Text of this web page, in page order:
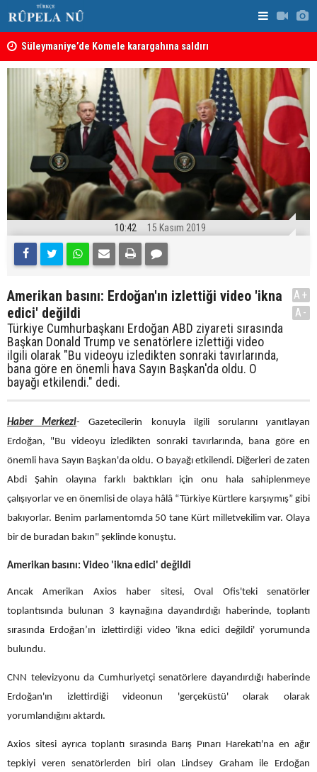
Süleymaniye’de Komele karargahına saldırı
sonuçlar
10:42 15 Kasım 2019
Amerikan basını: Erdoğan'ın izlettiği video 'ikna
edici' değildi
Türkiye Cumhurbaşkanı Erdoğan ABD ziyareti sırasında
Başkan Donald Trump ve senatörlere izlettiği video
ilgili olarak "Bu videoyu izledikten sonraki tavırlarında,
bana göre en önemli hava Sayın Başkan'da oldu. O
bayağı etkilendi." dedi.
A+
A-
Haber Merkezi- Gazetecilerin konuyla ilgili sorularını yanıtlayan
Erdoğan, "Bu videoyu izledikten sonraki tavırlarında, bana göre en
önemli hava Sayın Başkan'da oldu. O bayağı etkilendi. Diğerleri de zaten
Abdi Şahin olayına farklı baktıkları için onu hala sahiplenmeye
çalışıyorlar ve en önemlisi de olaya hâlâ “Türkiye Kürtlere karşıymış” gibi
bakıyorlar. Benim parlamentomda 50 tane Kürt milletvekilim var. Olaya
bir de buradan bakın" şeklinde konuştu.
Amerikan basını: Video 'ikna edici' değildi
Ancak Amerikan Axios haber sitesi, Oval Ofis'teki senatörler
toplantısında bulunan 3 kaynağına dayandırdığı haberinde, toplantı
sırasında Erdoğan’ın izlettirdiği video 'ikna edici değildi' yorumunda
bulundu.
CNN televizyonu da Cumhuriyetçi senatörlere dayandırdığı haberinde
Erdoğan'ın izlettirdiği videonun 'gerçeküstü' olarak olarak
yorumlandığını aktardı.
Axios sitesi ayrıca toplantı sırasında Barış Pınarı Harekatı'na en ağır
tepkiyi veren senatörlerden biri olan Lindsey Graham ile Erdoğan